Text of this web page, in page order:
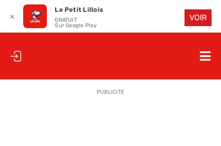
à
PUBLICITE
✕
Le Petit Lillois
GRATUIT
Sur Google Play
VOIR